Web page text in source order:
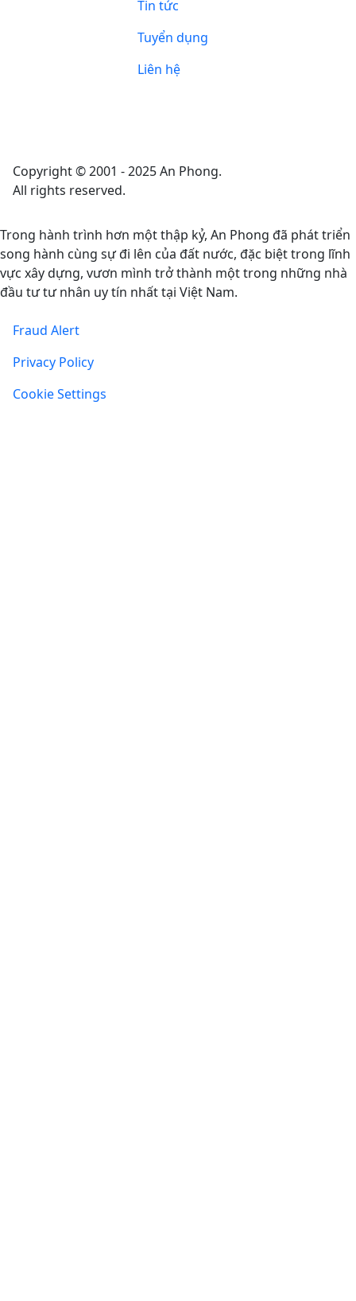
Tin tức
Tuyển dụng
Liên hệ
Copyright © 2001 - 2025 An Phong.
All rights reserved.
Trong hành trình hơn một thập kỷ, An Phong đã phát triển
song hành cùng sự đi lên của đất nước, đặc biệt trong lĩnh
vực xây dựng, vươn mình trở thành một trong những nhà
đầu tư tư nhân uy tín nhất tại Việt Nam.
Fraud Alert
Privacy Policy
Cookie Settings